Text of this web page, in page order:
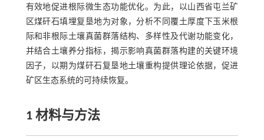
有效地促进根际微生态功能优化。为此，以山西省屯兰矿
区煤矸石填埋复垦地为对象，分析不同覆土厚度下玉米根
际和非根际土壤真菌群落结构、多样性及代谢功能变化，
并结合土壤养分指标，揭示影响真菌群落构建的关键环境
因子，以期为煤矸石复垦地土壤重构提供理论依据，促进
矿区生态系统的可持续恢复。
1 材料与方法